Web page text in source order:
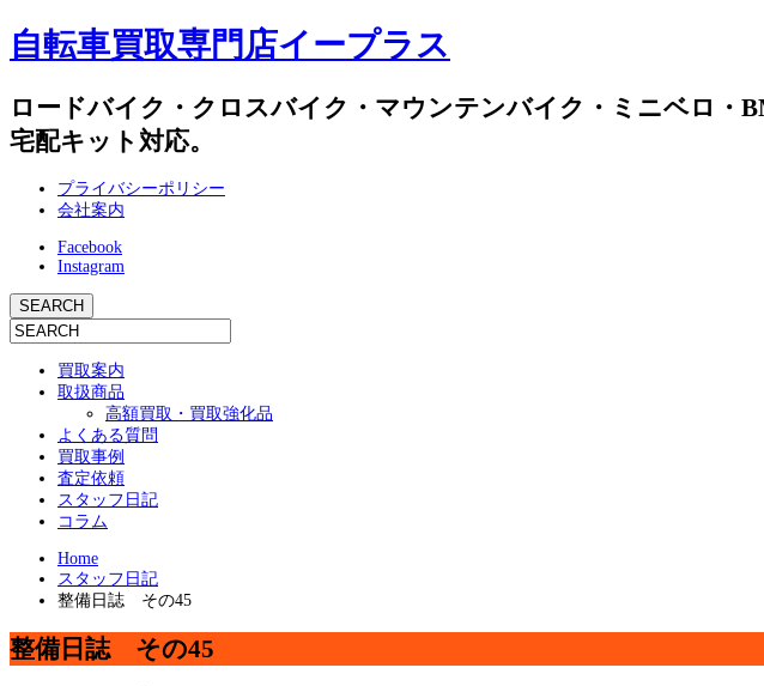
自転車買取専門店イープラス
ロードバイク・クロスバイク・マウンテンバイク・ミニベロ・
宅配キット対応。
プライバシーポリシー
会社案内
Facebook
Instagram
買取案内
取扱商品
高額買取・買取強化品
よくある質問
買取事例
査定依頼
スタッフ日記
コラム
Home
スタッフ日記
整備日誌 その45
整備日誌 その45